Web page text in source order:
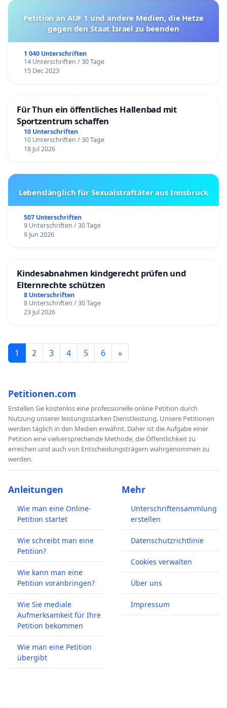
Petition an AUF 1 und andere Medien, die Hetze
gegen den Staat Israel zu beenden
1 040 Unterschriften
14 Unterschriften / 30 Tage
15 Dec 2023
Für Thun ein öffentliches Hallenbad mit
Sportzentrum schaffen
10 Unterschriften
10 Unterschriften / 30 Tage
18 Jul 2026
Lebenslänglich für Sexualstraftäter aus Innsbruck
507 Unterschriften
9 Unterschriften / 30 Tage
9 Jun 2026
Kindesabnahmen kindgerecht prüfen und
Elternrechte schützen
8 Unterschriften
8 Unterschriften / 30 Tage
23 Jul 2026
1 2 3 4 5 6 »
Petitionen.com
Erstellen Sie kostenlos eine professionelle online Petition durch
Nutzung unserer leistungsstarken Dienstleistung. Unsere Petitionen
werden täglich in den Medien erwähnt. Daher ist die Aufgabe einer
Petition eine vielversprechende Methode, die Öffentlichkeit zu
erreichen und auch von Entscheidungsträgern wahrgenommen zu
werden.
Anleitungen
Wie man eine Online-
Petition startet
Wie schreibt man eine
Petition?
Wie kann man eine
Petition voranbringen?
Wie Sie mediale
Aufmerksamkeit für Ihre
Petition bekommen
Wie man eine Petition
übergibt
Mehr
Unterschriftensammlung
erstellen
Datenschutzrichtlinie
Cookies verwalten
Über uns
Impressum